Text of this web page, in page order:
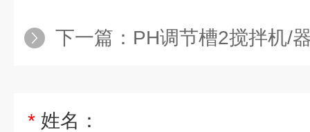
下一篇： PH调节槽2搅拌机/
* 姓名：